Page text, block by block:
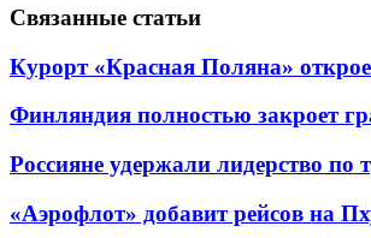
Связанные статьи
Курорт «Красная Поляна»
Финляндия полностью закроет
Россияне удержали лидерство по
«Аэрофлот» добавит рейсов на